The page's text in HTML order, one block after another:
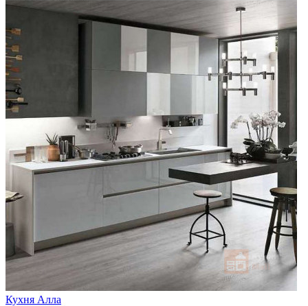
Кухня Алла